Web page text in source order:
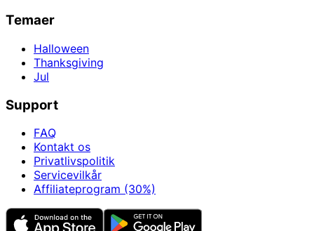
Temaer
Halloween
Thanksgiving
Jul
Support
FAQ
Kontakt os
Privatlivspolitik
Servicevilkår
Affiliateprogram (30%)